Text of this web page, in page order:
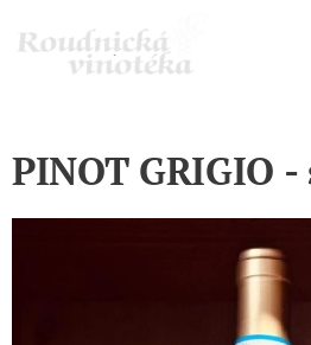
PINOT GRIGIO -